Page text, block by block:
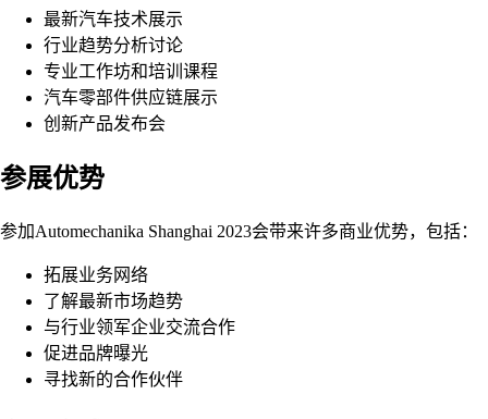
最新汽车技术展示
行业趋势分析讨论
专业工作坊和培训课程
汽车零部件供应链展示
创新产品发布会
参展优势
参加Automechanika Shanghai 2023会带来许多商业优势，包括：
拓展业务网络
了解最新市场趋势
与行业领军企业交流合作
促进品牌曝光
寻找新的合作伙伴